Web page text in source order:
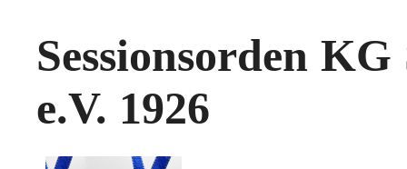
Sessionsorden
e.V. 1926